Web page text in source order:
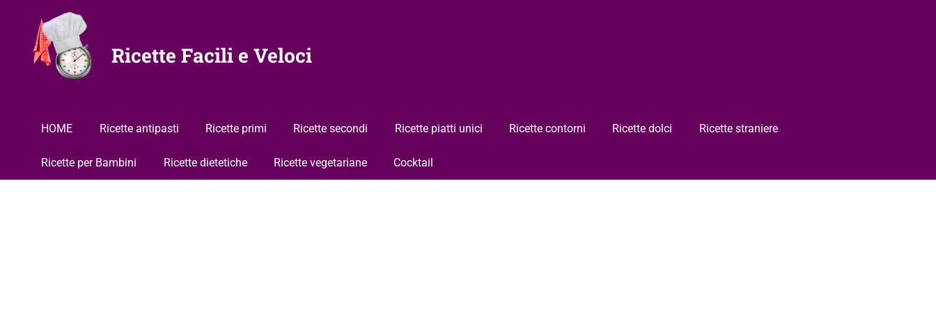
contenuto
Ricette Facili e Veloci
HOME Ricette antipasti Ricette primi Ricette secondi Ricette piatti unici Ricette contorni Ricette dolci Ricette straniere
Ricette per Bambini Ricette dietetiche Ricette vegetariane Cocktail